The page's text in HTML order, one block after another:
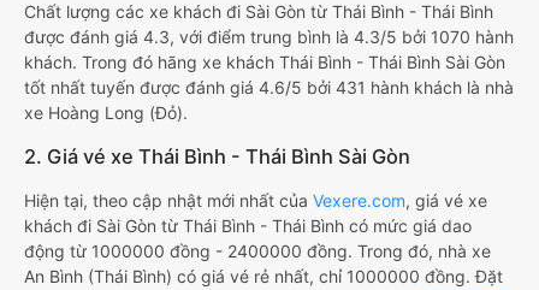
Chất lượng các xe khách đi Sài Gòn từ Thái Bình - Thái Bình
được đánh giá 4.3, với điểm trung bình là 4.3/5 bởi 1070 hành
khách. Trong đó hãng xe khách Thái Bình - Thái Bình Sài Gòn
tốt nhất tuyến được đánh giá 4.6/5 bởi 431 hành khách là nhà
xe Hoàng Long (Đỏ).
2. Giá vé xe Thái Bình - Thái Bình Sài Gòn
Hiện tại, theo cập nhật mới nhất của Vexere.com, giá vé xe
khách đi Sài Gòn từ Thái Bình - Thái Bình có mức giá dao
động từ 1000000 đồng - 2400000 đồng. Trong đó, nhà xe
An Bình (Thái Bình) có giá vé rẻ nhất, chỉ 1000000 đồng. Đặt